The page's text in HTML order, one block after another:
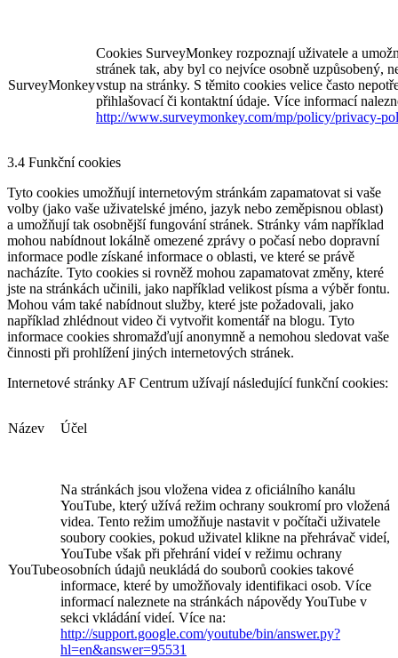
SurveyMonkey
Cookies SurveyMonkey rozpoznají uživatele a
stránek tak, aby byl co nejvíce osobně uzpůsobený,
vstup na stránky. S těmito cookies velice často
přihlašovací či kontaktní údaje. Více informací
http://www.surveymonkey.com/mp/policy/privacy-
3.4 Funkční cookies
Tyto cookies umožňují internetovým stránkám zapamatovat si vaše
volby (jako vaše uživatelské jméno, jazyk nebo zeměpisnou oblast)
a umožňují tak osobnější fungování stránek. Stránky vám například
mohou nabídnout lokálně omezené zprávy o počasí nebo dopravní
informace podle získané informace o oblasti, ve které se právě
nacházíte. Tyto cookies si rovněž mohou zapamatovat změny, které
jste na stránkách učinili, jako například velikost písma a výběr fontu.
Mohou vám také nabídnout služby, které jste požadovali, jako
například zhlédnout video či vytvořit komentář na blogu. Tyto
informace cookies shromažďují anonymně a nemohou sledovat vaše
činnosti při prohlížení jiných internetových stránek.
Internetové stránky AF Centrum užívají následující funkční cookies:
Název Účel
YouTube
Na stránkách jsou vložena videa z oficiálního kanálu
YouTube, který užívá režim ochrany soukromí pro vložená
videa. Tento režim umožňuje nastavit v počítači uživatele
soubory cookies, pokud uživatel klikne na přehrávač videí,
YouTube však při přehrání videí v režimu ochrany
osobních údajů neukládá do souborů cookies takové
informace, které by umožňovaly identifikaci osob. Více
informací naleznete na stránkách nápovědy YouTube v
sekci vkládání videí. Více na:
http://support.google.com/youtube/bin/answer.py?
hl=en&answer=95531